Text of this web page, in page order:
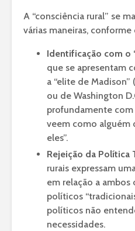
A “consciência rural” se
várias maneiras,
Identificação com o
que se apresentam
a “elite de
ou de Washington
profundamente com
veem como alguém
eles”.
Rejeição da Política
rurais expressam
em relação a
políticos
políticos não
necessidades.